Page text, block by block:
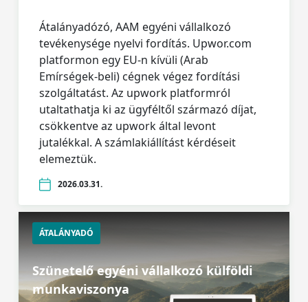
Átalányadózó, AAM egyéni vállalkozó
tevékenysége nyelvi fordítás. Upwor.com
platformon egy EU-n kívüli (Arab
Emírségek-beli) cégnek végez fordítási
szolgáltatást. Az upwork platformról
utaltathatja ki az ügyféltől származó díjat,
csökkentve az upwork által levont
jutalékkal. A számlakiállítást kérdéseit
elemeztük.
2026.03.31.
ÁTALÁNYADÓ
Szünetelő egyéni vállalkozó külföldi
munkaviszonya